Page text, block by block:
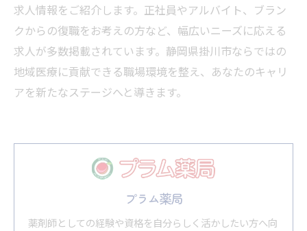
求人情報をご紹介します。正社員やアルバイト、ブラン
クからの復職をお考えの方など、幅広いニーズに応える
求人が多数掲載されています。静岡県掛川市ならではの
地域医療に貢献できる職場環境を整え、あなたのキャリ
アを新たなステージへと導きます。
プラム薬局
薬剤師としての経験や資格を自分らしく活かしたい方へ向